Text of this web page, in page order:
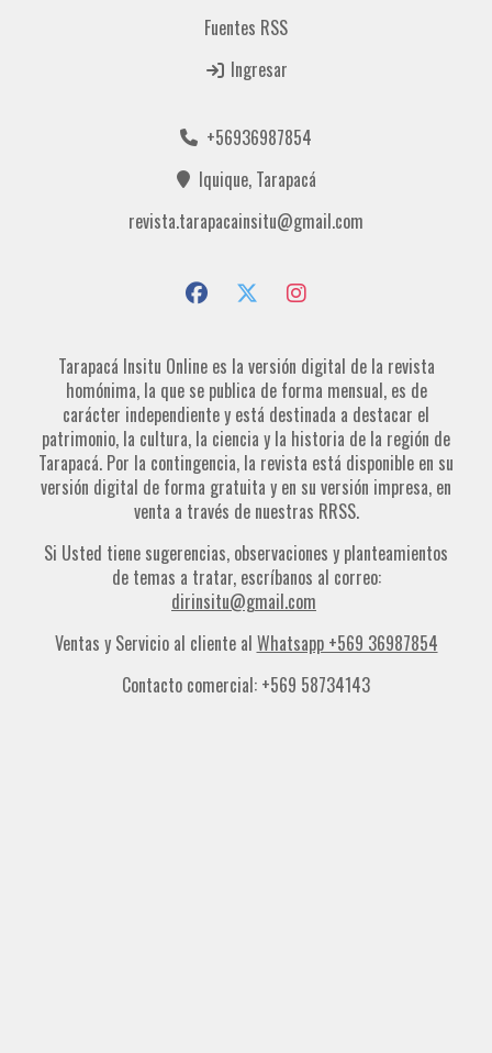
Fuentes RSS
Ingresar
Tarapacá Insitu Online es la versión digital de la revista
homónima, la que se publica de forma mensual, es de
carácter independiente y está destinada a destacar el
patrimonio, la cultura, la ciencia y la historia de la región de
Tarapacá. Por la contingencia, la revista está disponible en su
versión digital de forma gratuita y en su versión impresa, en
venta a través de nuestras RRSS.
Si Usted tiene sugerencias, observaciones y planteamientos
de temas a tratar, escríbanos al correo:
dirinsitu@gmail.com
Ventas y Servicio al cliente al Whatsapp +569 36987854
Contacto comercial: +569 58734143
+56936987854
Iquique, Tarapacá
revista.tarapacainsitu@gmail.com